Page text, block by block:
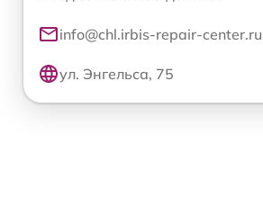
info@chl.irbis-repair-center.ru
ул. Энгельса, 75